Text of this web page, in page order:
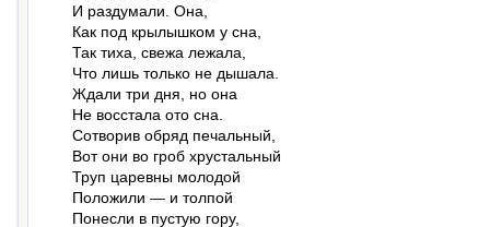
И раздумали. Она,
Как под крылышком у сна,
Так тиха, свежа лежала,
Что лишь только не дышала.
Ждали три дня, но она
Не восстала ото сна.
Сотворив обряд печальный,
Вот они во гроб хрустальный
Труп царевны молодой
Положили — и толпой
Понесли в пустую гору,